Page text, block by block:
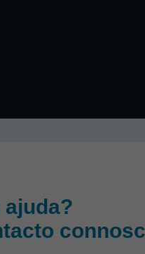
ajuda?